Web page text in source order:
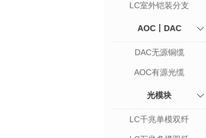
LC室外铠装分支
AOC丨DAC
DAC无源铜缆
AOC有源光缆
光模块
LC千兆单模双纤